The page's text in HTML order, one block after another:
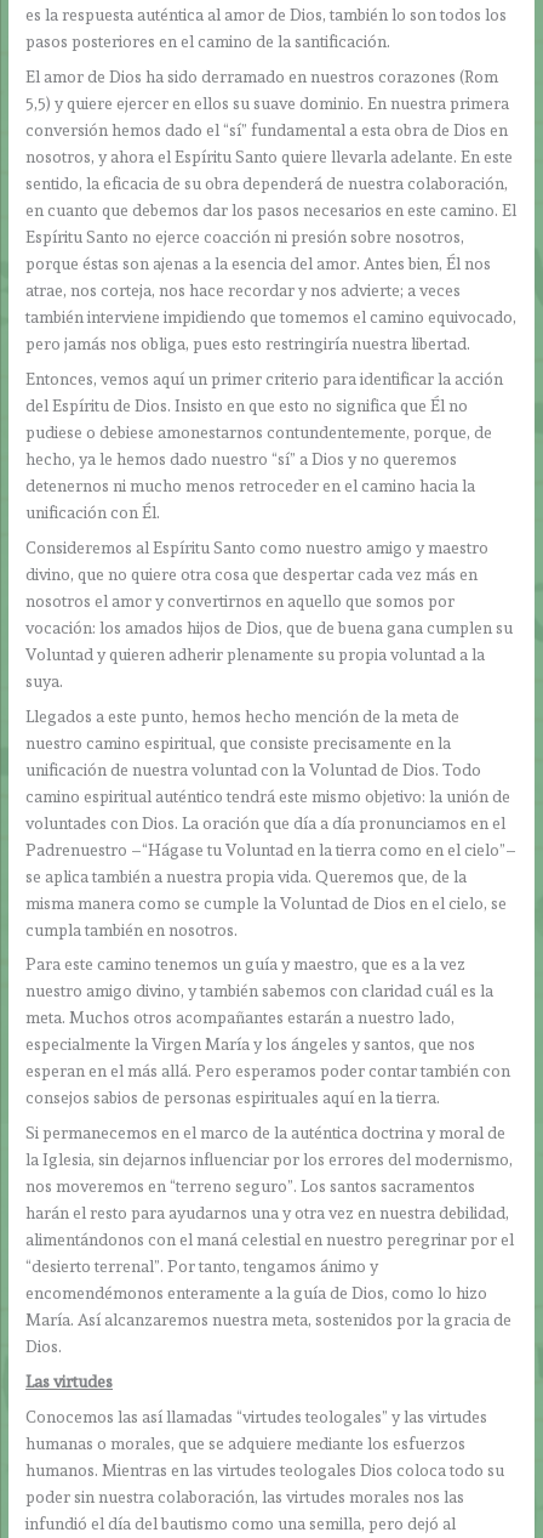
es la respuesta auténtica al amor de Dios, también lo son todos los
pasos posteriores en el camino de la santificación.
El amor de Dios ha sido derramado en nuestros corazones (Rom
5,5) y quiere ejercer en ellos su suave dominio. En nuestra primera
conversión hemos dado el “sí” fundamental a esta obra de Dios en
nosotros, y ahora el Espíritu Santo quiere llevarla adelante. En este
sentido, la eficacia de su obra dependerá de nuestra colaboración,
en cuanto que debemos dar los pasos necesarios en este camino. El
Espíritu Santo no ejerce coacción ni presión sobre nosotros,
porque éstas son ajenas a la esencia del amor. Antes bien, Él nos
atrae, nos corteja, nos hace recordar y nos advierte; a veces
también interviene impidiendo que tomemos el camino equivocado,
pero jamás nos obliga, pues esto restringiría nuestra libertad.
Entonces, vemos aquí un primer criterio para identificar la acción
del Espíritu de Dios. Insisto en que esto no significa que Él no
pudiese o debiese amonestarnos contundentemente, porque, de
hecho, ya le hemos dado nuestro “sí” a Dios y no queremos
detenernos ni mucho menos retroceder en el camino hacia la
unificación con Él.
Consideremos al Espíritu Santo como nuestro amigo y maestro
divino, que no quiere otra cosa que despertar cada vez más en
nosotros el amor y convertirnos en aquello que somos por
vocación: los amados hijos de Dios, que de buena gana cumplen su
Voluntad y quieren adherir plenamente su propia voluntad a la
suya.
Llegados a este punto, hemos hecho mención de la meta de
nuestro camino espiritual, que consiste precisamente en la
unificación de nuestra voluntad con la Voluntad de Dios. Todo
camino espiritual auténtico tendrá este mismo objetivo: la unión de
voluntades con Dios. La oración que día a día pronunciamos en el
Padrenuestro –“Hágase tu Voluntad en la tierra como en el cielo”–
se aplica también a nuestra propia vida. Queremos que, de la
misma manera como se cumple la Voluntad de Dios en el cielo, se
cumpla también en nosotros.
Para este camino tenemos un guía y maestro, que es a la vez
nuestro amigo divino, y también sabemos con claridad cuál es la
meta. Muchos otros acompañantes estarán a nuestro lado,
especialmente la Virgen María y los ángeles y santos, que nos
esperan en el más allá. Pero esperamos poder contar también con
consejos sabios de personas espirituales aquí en la tierra.
Si permanecemos en el marco de la auténtica doctrina y moral de
la Iglesia, sin dejarnos influenciar por los errores del modernismo,
nos moveremos en “terreno seguro”. Los santos sacramentos
harán el resto para ayudarnos una y otra vez en nuestra debilidad,
alimentándonos con el maná celestial en nuestro peregrinar por el
“desierto terrenal”. Por tanto, tengamos ánimo y
encomendémonos enteramente a la guía de Dios, como lo hizo
María. Así alcanzaremos nuestra meta, sostenidos por la gracia de
Dios.
Las virtudes
Conocemos las así llamadas “virtudes teologales” y las virtudes
humanas o morales, que se adquiere mediante los esfuerzos
humanos. Mientras en las virtudes teologales Dios coloca todo su
poder sin nuestra colaboración, las virtudes morales nos las
infundió el día del bautismo como una semilla, pero dejó al